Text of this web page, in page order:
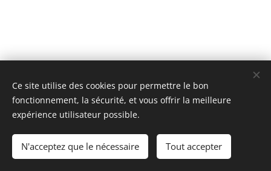
Team KR Autosport - Création originale 2D Unlimited © 2018
Toutes images non libres de droits
Ce site utilise des cookies pour permettre le bon
fonctionnement, la sécurité, et vous offrir la meilleure
expérience utilisateur possible.
N'acceptez que le nécessaire Tout accepter